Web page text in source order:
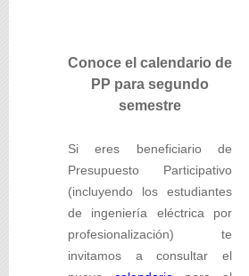
Conoce el calendario de
PP para segundo
semestre
Si eres beneficiario de
Presupuesto Participativo
(incluyendo los estudiantes
de ingeniería eléctrica por
profesionalización) te
invitamos a consultar el